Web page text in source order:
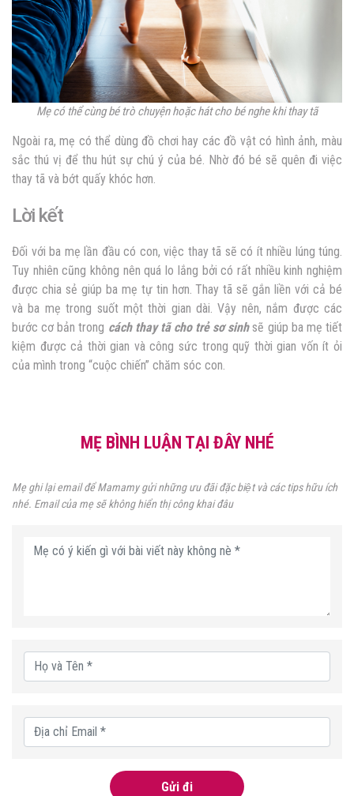
Mẹ có thể cùng bé trò chuyện hoặc hát cho bé nghe khi thay tã
Ngoài ra, mẹ có thể dùng đồ chơi hay các đồ vật có hình ảnh, màu
sắc thú vị để thu hút sự chú ý của bé. Nhờ đó bé sẽ quên đi việc
thay tã và bớt quấy khóc hơn.
Lời kết
Đối với ba mẹ lần đầu có con, việc thay tã sẽ có ít nhiều lúng túng.
Tuy nhiên cũng không nên quá lo lắng bởi có rất nhiều kinh nghiệm
được chia sẻ giúp ba mẹ tự tin hơn. Thay tã sẽ gắn liền với cả bé
và ba mẹ trong suốt một thời gian dài. Vậy nên, nắm được các
bước cơ bản trong cách thay tã cho trẻ sơ sinhsẽ giúp ba mẹ tiết
kiệm được cả thời gian và công sức trong quỹ thời gian vốn ít ỏi
của mình trong “cuộc chiến” chăm sóc con.
MẸ BÌNH LUẬN TẠI ĐÂY NHÉ
Mẹ ghi lại email để Mamamy gửi những ưu đãi đặc biệt và các tips hữu ích
nhé. Email của mẹ sẽ không hiển thị công khai đâu
Gửi đi